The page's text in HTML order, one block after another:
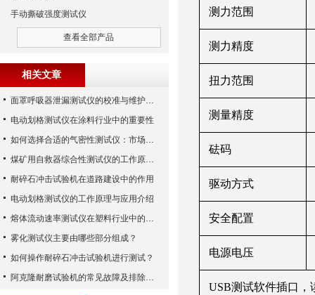
测力范围
测力精度
扭力范围
测量精度
砝码
驱动方式
安全配置
电源电压
USB测试软件插口，
手动撕破强度测试仪
查看全部产品
相关文章
面罩呼吸器泄漏测试仪的校准与维护技巧
电动划格测试仪在涂料行业中的重要性
如何选择合适的气密性测试仪：市场指南
煤矿用自救器综合性测试仪的工作原理与功能解析
耐碎石冲击试验机在道路建设中的作用
电动划格测试仪的工作原理与应用介绍
熔体流动速率测试仪在塑料行业中的应用
雾化测试仪主要由哪些部分组成？
如何操作耐碎石冲击试验机进行测试？
阿克隆耐磨试验机的常见故障及排除方法